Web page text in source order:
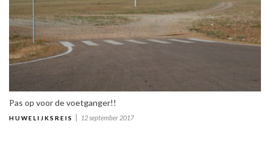
Pas op voor de voetganger!!
HUWELIJKSREIS 12 september 2017